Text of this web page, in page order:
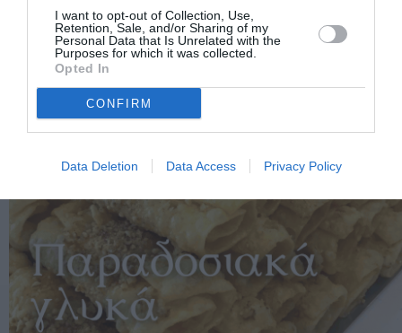
I want to opt-out of Collection, Use,
Retention, Sale, and/or Sharing of my
Personal Data that Is Unrelated with the
Purposes for which it was collected.
Opted In
CONFIRM
Data Deletion Data Access Privacy Policy